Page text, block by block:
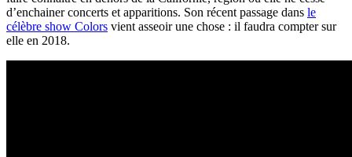
d’enchainer concerts et apparitions. Son récent passage dans le
célèbre show Colors vient asseoir une chose : il faudra compter sur
elle en 2018.